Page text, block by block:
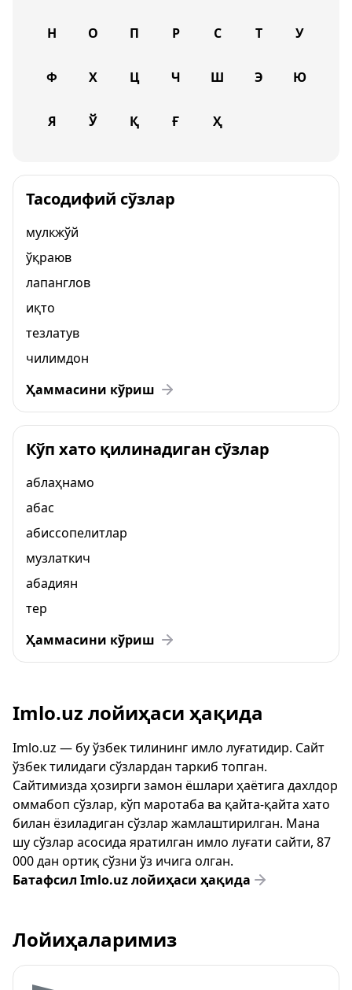
Н О П Р С Т У
Ф Х Ц Ч Ш Э Ю
Я Ў Қ Ғ Ҳ
Тасодифий сўзлар
мулкжўй
ўқраюв
лапанглов
иқто
тезлатув
чилимдон
Ҳаммасини кўриш
Кўп хато қилинадиган сўзлар
аблаҳнамо
абас
абиссопелитлар
музлаткич
абадиян
тер
Ҳаммасини кўриш
Imlo.uz лойиҳаси ҳақида
Imlo.uz — бу ўзбек тилининг имло луғатидир. Сайт
ўзбек тилидаги сўзлардан таркиб топган.
Сайтимизда ҳозирги замон ёшлари ҳаётига дахлдор
оммабоп сўзлар, кўп маротаба ва қайта-қайта хато
билан ёзиладиган сўзлар жамлаштирилган. Мана
шу сўзлар асосида яратилган имло луғати сайти, 87
000 дан ортиқ сўзни ўз ичига олган.
Батафсил Imlo.uz лойиҳаси ҳақида
Лойиҳаларимиз